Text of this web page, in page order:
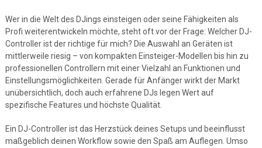
Wer in die Welt des DJings einsteigen oder seine Fähigkeiten als
Profi weiterentwickeln möchte, steht oft vor der Frage: Welcher DJ-
Controller ist der richtige für mich? Die Auswahl an Geräten ist
mittlerweile riesig – von kompakten Einsteiger-Modellen bis hin zu
professionellen Controllern mit einer Vielzahl an Funktionen und
Einstellungsmöglichkeiten. Gerade für Anfänger wirkt der Markt
unübersichtlich, doch auch erfahrene DJs legen Wert auf
spezifische Features und höchste Qualität.
Ein DJ-Controller ist das Herzstück deines Setups und beeinflusst
maßgeblich deinen Workflow sowie den Spaß am Auflegen. Umso